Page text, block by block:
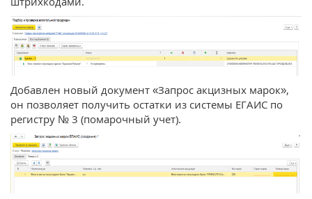
Добавлен новый документ «Запрос акцизных марок»,
он позволяет получить остатки из системы ЕГАИС по
регистру № 3 (помарочный учет).